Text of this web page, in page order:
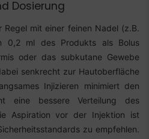
Dosierung
mit einer feinen Nadel (z.B.
0,2 ml des Produkts als Bolus
oder das subkutane Gewebe
senkrecht zur Hautoberfläche
Injizieren minimiert den
eine bessere Verteilung des
Aspiration vor der Injektion ist
zu empfehlen.